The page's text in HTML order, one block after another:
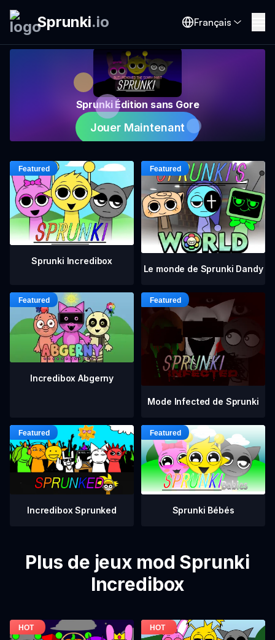
Sprunki.io Français
Sprunki Édition sans Gore
Jouer Maintenant
Sprunki Incredibox
Le monde de Sprunki Dandy
Incredibox Abgerny
Mode Infected de Sprunki
Incredibox Sprunked Sprunki Bébés
Plus de jeux mod Sprunki
Incredibox